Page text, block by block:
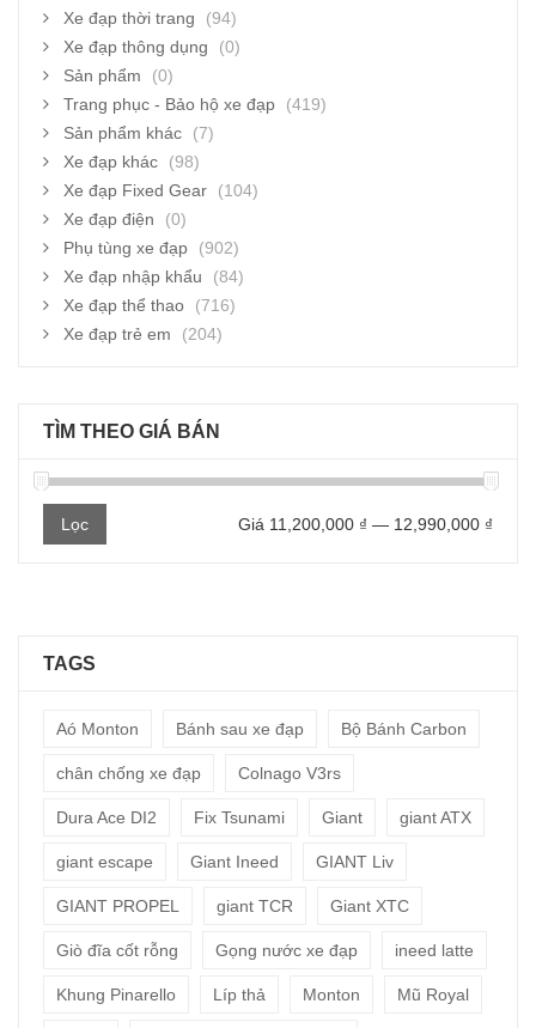
Xe đạp thời trang
(94)
Xe đạp thông dụng
(0)
Sản phẩm
(0)
Trang phục - Bảo hộ xe đạp
(419)
Sản phẩm khác
(7)
Xe đạp khác
(98)
Xe đạp Fixed Gear
(104)
Xe đạp điện
(0)
Phụ tùng xe đạp
(902)
Xe đạp nhập khẩu
(84)
Xe đạp thể thao
(716)
Xe đạp trẻ em
(204)
TÌM THEO GIÁ BÁN
Giá
Giá
Lọc Giá 11,200,000 ₫ — 12,990,000 ₫
TAGS
Aó Monton Bánh sau xe đạp Bộ Bánh Carbon
chân chống xe đạp Colnago V3rs
Dura Ace DI2 Fix Tsunami Giant giant ATX
giant escape Giant Ineed GIANT Liv
GIANT PROPEL giant TCR Giant XTC
Giò đĩa cốt rỗng Gọng nước xe đạp ineed latte
Khung Pinarello Líp thả Monton Mũ Royal